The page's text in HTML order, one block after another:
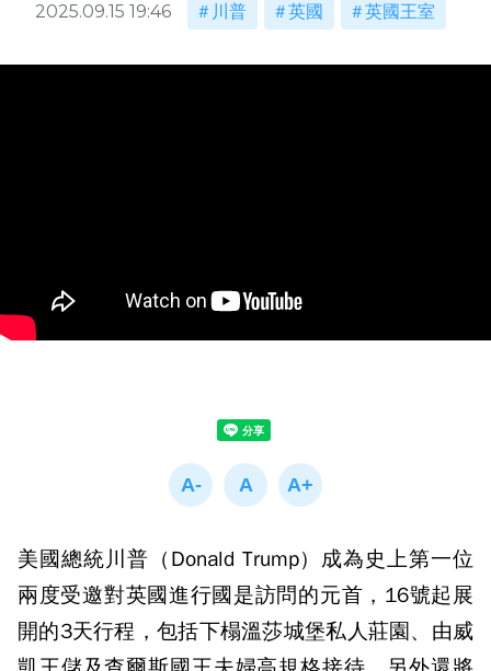
2025.09.15 19:46 川普 英國 英國王室
美國總統川普（Donald Trump）成為史上第一位
兩度受邀對英國進行國是訪問的元首，16號起展
開的3天行程，包括下榻溫莎城堡私人莊園、由威